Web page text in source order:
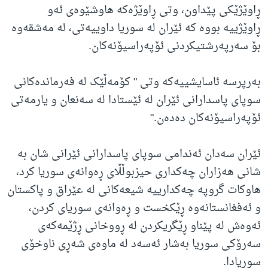
ڕاوێژێکی پێداون، وتی ڕاوێژەکە هاوشێوەی ئەو
ڕاوێژییە بووە کە ئێران لە سوریا داوییەتی، لە مەشقەوە
بۆ سەرپەرشتیکردنی ئۆپەراسیۆنەکان.
بەرپرسە ئاسایشییەکە وتی " کۆمەڵێک لە فەرماندەکانی
سوپای پاسدارانی ئێران لە ئێستادا لە سەنعان و یارمەتی
ئۆپەراسیۆنەکان دەدەن."
ئێران سەدان ئەندامی سوپای پاسدارانی ئێرانی شان بە
شانی هەزاران چەکداری حیزبوڵڵای ڕەوانەی سوریا کرد،
هاوکات گروپە چەکدارییە شیعەکانی لە عێراق و پاکستان
و ئەفغانستانەوە ڕێکخست و ڕەوانەی سوریای کردن،
ئەوەش لە پێناو ڕێگریکردن لە ڕووخانی ڕژێمەکەی
سەرۆکی سوریا بەشار ئەسەد لە ماوەی شەڕی ناوخۆی
سوریادا.